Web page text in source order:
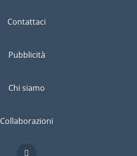
Contattaci
Pubblicità
Chi siamo
Collaborazioni